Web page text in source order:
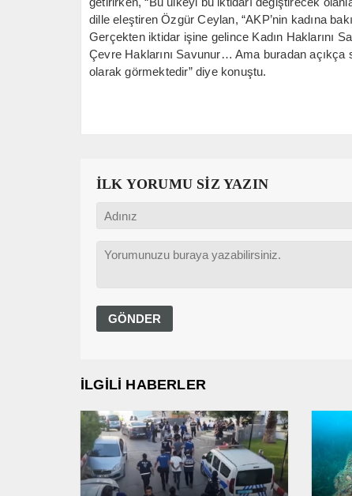
dille eleştiren Özgür Ceylan, “AKP’nin kadına
Gerçekten iktidar işine gelince Kadın Haklarını
Çevre Haklarını Savunur… Ama buradan
olarak görmektedir” diye konuştu.
İLK YORUMU SİZ YAZIN
İLGİLİ HABERLER